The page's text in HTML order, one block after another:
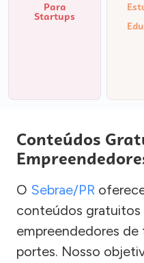
Para
Startups
Conteúdos
O Sebrae/PR
conteúdos gratuitos
empreendedores
portes. Nosso